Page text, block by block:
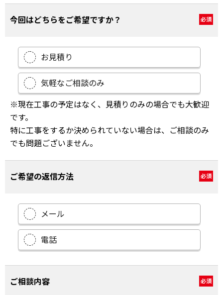
今回はどちらをご希望ですか？ 必須
お見積り
気軽なご相談のみ
※現在工事の予定はなく、見積りのみの場合でも大歓迎
です。
特に工事をするか決められていない場合は、ご相談のみ
でも問題ございません。
ご希望の返信方法 必須
メール
電話
ご相談内容 必須